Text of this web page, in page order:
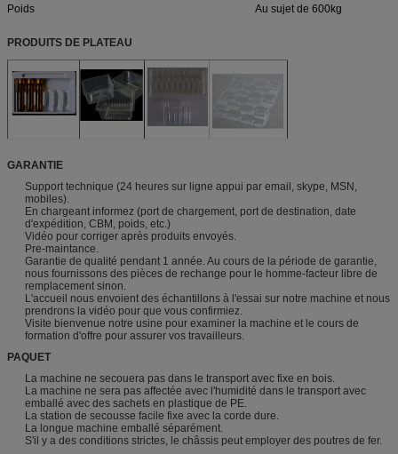
Poids Au sujet de 600kg
PRODUITS DE PLATEAU
GARANTIE
Support technique (24 heures sur ligne appui par email, skype, MSN,
mobiles).
En chargeant informez (port de chargement, port de destination, date
d'expédition, CBM, poids, etc.)
Vidéo pour corriger après produits envoyés.
Pre-maintance.
Garantie de qualité pendant 1 année. Au cours de la période de garantie,
nous fournissons des pièces de rechange pour le homme-facteur libre de
remplacement sinon.
L'accueil nous envoient des échantillons à l'essai sur notre machine et nous
prendrons la vidéo pour que vous confirmiez.
Visite bienvenue notre usine pour examiner la machine et le cours de
formation d'offre pour assurer vos travailleurs.
PAQUET
La machine ne secouera pas dans le transport avec fixe en bois.
La machine ne sera pas affectée avec l'humidité dans le transport avec
emballé avec des sachets en plastique de PE.
La station de secousse facile fixe avec la corde dure.
La longue machine emballé séparément.
S'il y a des conditions strictes, le châssis peut employer des poutres de fer.